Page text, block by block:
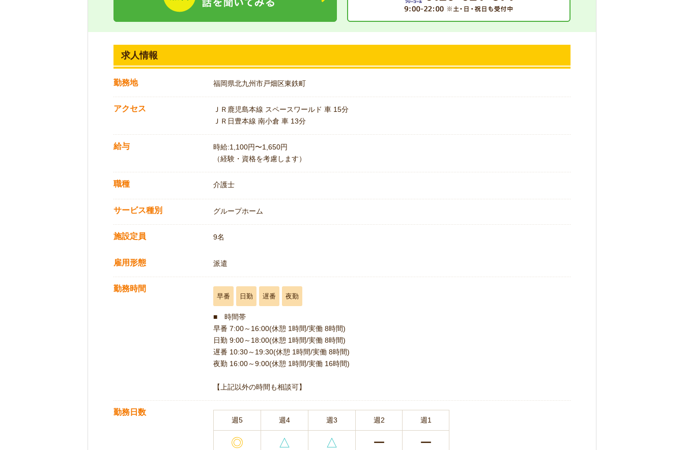
求人情報
勤務地 福岡県北九州市戸畑区東鉄町
アクセス
ＪＲ鹿児島本線 スペースワールド 車 15分
ＪＲ日豊本線 南小倉 車 13分
給与
時給:1,100円〜1,650円
（経験・資格を考慮します）
職種 介護士
サービス種別 グループホーム
施設定員 9名
雇用形態 派遣
勤務時間
早番 日勤 遅番 夜勤
■ 時間帯
早番 7:00～16:00(休憩 1時間/実働 8時間)
日勤 9:00～18:00(休憩 1時間/実働 8時間)
遅番 10:30～19:30(休憩 1時間/実働 8時間)
夜勤 16:00～9:00(休憩 1時間/実働 16時間)
【上記以外の時間も相談可】
勤務日数
週5 週4 週3 週2 週1
◎ △ △ ー ー